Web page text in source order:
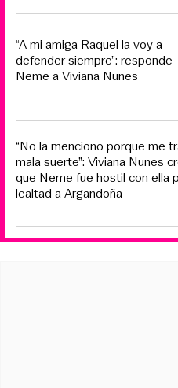
“A mi amiga Raquel la voy a
defender siempre”: responde
Neme a Viviana Nunes
“No la menciono porque me
mala suerte”: Viviana Nunes
que Neme fue hostil con ella
lealtad a Argandoña